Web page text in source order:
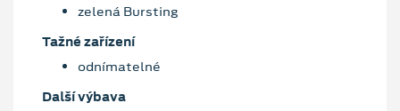
zelená Bursting
Tažné zařízení
odnímatelné
Další výbava